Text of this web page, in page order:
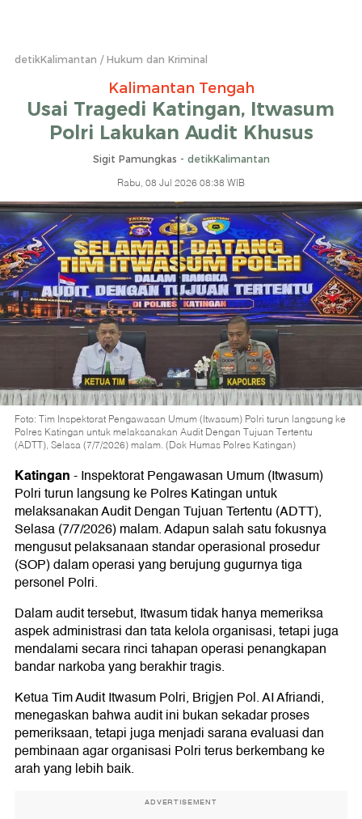
detikKalimantan Hukum dan Kriminal
Kalimantan Tengah
Usai Tragedi Katingan, Itwasum
Polri Lakukan Audit Khusus
Sigit Pamungkas - detikKalimantan
Rabu, 08 Jul 2026 08:38 WIB
Foto: Tim Inspektorat Pengawasan Umum (Itwasum) Polri turun langsung ke
Polres Katingan untuk melaksanakan Audit Dengan Tujuan Tertentu
(ADTT), Selasa (7/7/2026) malam. (Dok Humas Polres Katingan)
Katingan-Inspektorat Pengawasan Umum (Itwasum)
Polri turun langsung ke Polres Katingan untuk
melaksanakan Audit Dengan Tujuan Tertentu (ADTT),
Selasa (7/7/2026) malam. Adapun salah satu fokusnya
mengusut pelaksanaan standar operasional prosedur
(SOP) dalam operasi yang berujung gugurnya tiga
personel Polri.
Dalam audit tersebut, Itwasum tidak hanya memeriksa
aspek administrasi dan tata kelola organisasi, tetapi juga
mendalami secara rinci tahapan operasi penangkapan
bandar narkoba yang berakhir tragis.
Ketua Tim Audit Itwasum Polri, Brigjen Pol. AI Afriandi,
menegaskan bahwa audit ini bukan sekadar proses
pemeriksaan, tetapi juga menjadi sarana evaluasi dan
pembinaan agar organisasi Polri terus berkembang ke
arah yang lebih baik.
ADVERTISEMENT